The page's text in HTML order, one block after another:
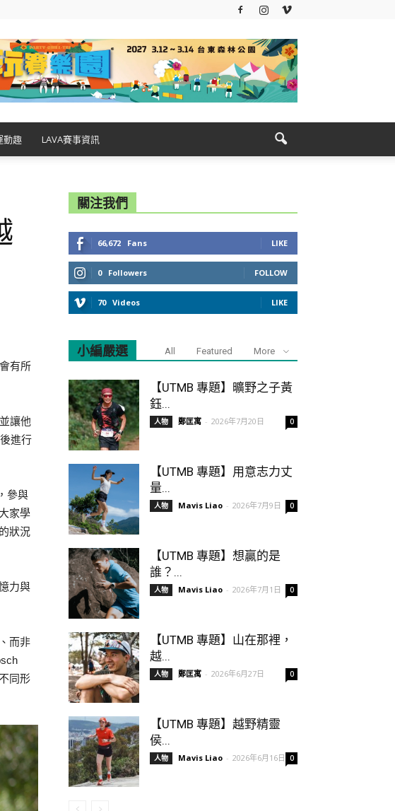
動趣 LAVA賽事資訊
有所
讓他
進行
參與
家學
狀況
力與
而非
同形
關注我們
66,672 Fans LIKE
0 Followers FOLLOW
70 Videos LIKE
小編嚴選 All Featured More
【UTMB 專題】曠野之子黃
鈺...
人物 鄭匡寓 - 2026年7月20日 0
【UTMB 專題】用意志力丈
量...
人物 Mavis Liao - 2026年7月9日 0
【UTMB 專題】想贏的是
誰？...
人物 Mavis Liao - 2026年7月1日 0
【UTMB 專題】山在那裡，
越...
人物 鄭匡寓 - 2026年6月27日 0
【UTMB 專題】越野精靈
侯...
人物 Mavis Liao - 2026年6月16日 0